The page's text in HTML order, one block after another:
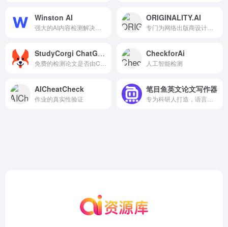
Winston AI ORIGINALITY.AI
StudyCorgi ChatGPT Detector CheckforAi
人工智能检测
AICheatCheck
作业的真实性验证
笔目鱼英文论文写作器